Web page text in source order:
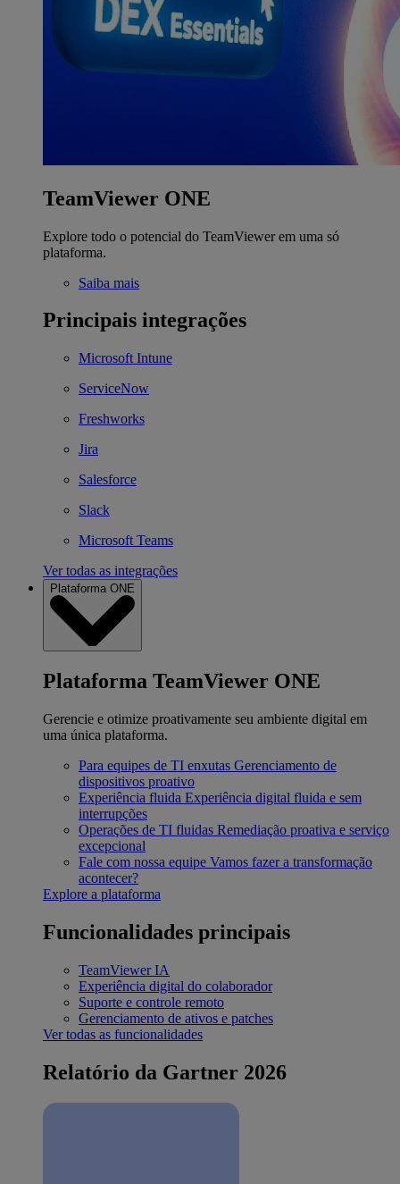
TeamViewer ONE
Explore todo o potencial do TeamViewer em uma só
plataforma.
Saiba mais
Principais integrações
Microsoft Intune
ServiceNow
Freshworks
Jira
Salesforce
Slack
Microsoft Teams
Ver todas as integrações
Plataforma ONE
Plataforma TeamViewer ONE
Gerencie e otimize proativamente seu ambiente digital em
uma única plataforma.
Para equipes de TI enxutas Gerenciamento de
dispositivos proativo
Experiência fluida Experiência digital fluida e sem
interrupções
Operações de TI fluidas Remediação proativa e serviço
excepcional
Fale com nossa equipe Vamos fazer a transformação
acontecer?
Explore a plataforma
Funcionalidades principais
TeamViewer IA
Experiência digital do colaborador
Suporte e controle remoto
Gerenciamento de ativos e patches
Ver todas as funcionalidades
Relatório da Gartner 2026